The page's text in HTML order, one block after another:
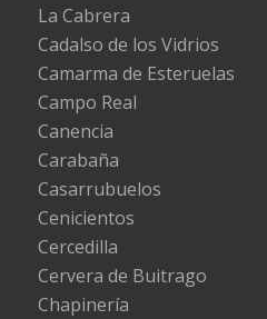
La Cabrera
Cadalso de los Vidrios
Camarma de Esteruelas
Campo Real
Canencia
Carabaña
Casarrubuelos
Cenicientos
Cercedilla
Cervera de Buitrago
Chapinería